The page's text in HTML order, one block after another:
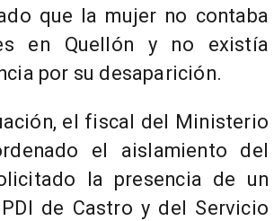
que la mujer no contaba
en Quellón y no existía
por su desaparición.
el fiscal del Ministerio
el aislamiento del
la presencia de un
de Castro y del Servicio